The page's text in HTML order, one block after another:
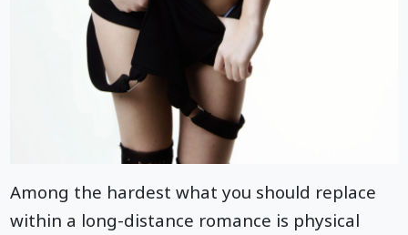
Among the hardest what you should replace
within a long-distance romance is physical